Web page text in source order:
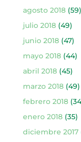
agosto 2018(59)
julio 2018(49)
junio 2018(47)
mayo 2018(44)
abril 2018(45)
marzo 2018(49)
febrero 2018
enero 2018(35)
diciembre 2017